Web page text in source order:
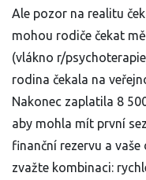
Ale pozor na realitu
mohou rodiče čekat
(vlákno r/
rodina čekala na
Nakonec zaplatila 8
aby mohla mít první
finanční rezervu a
zvažte kombinaci: